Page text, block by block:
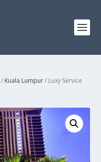
/ Kuala Lumpur/ Luxy Service